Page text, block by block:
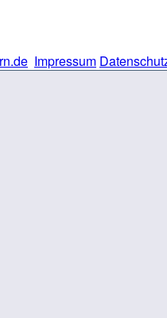
Impressum